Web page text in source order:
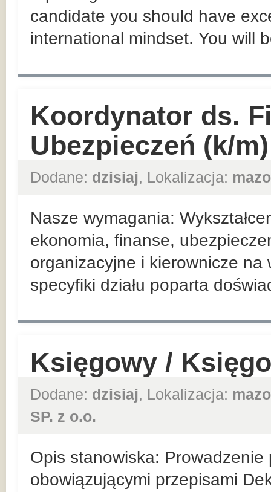
candidate you should have
international mindset. You will
Koordynator ds.
Ubezpieczeń (k/m)
Dodane: dzisiaj, Lokalizacja:
Nasze wymagania:
ekonomia, finanse,
organizacyjne i kierownicze
specyfiki działu poparta
Księgowy /
Dodane: dzisiaj, Lokalizacja:
SP. z o.o.
Opis stanowiska: Prowadzenie
obowiązującymi przepisami